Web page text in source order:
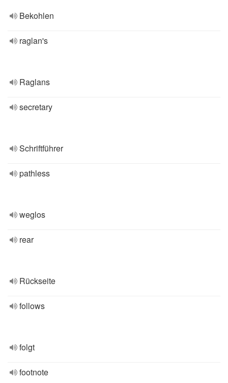
Bekohlen
raglan's
Raglans
secretary
Schriftführer
pathless
weglos
rear
Rückseite
follows
folgt
footnote